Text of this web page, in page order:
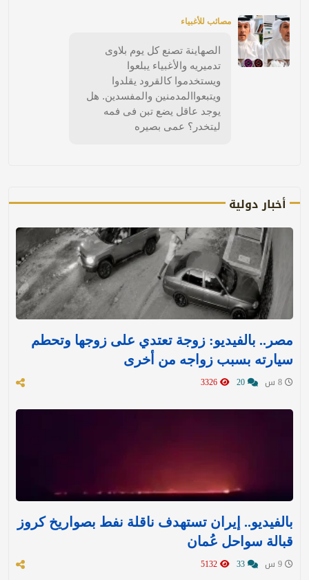
مصائب للأغبياء
الصهاينة تصنع كل يوم بلاوى
تدميريه والأغبياء يبلعوا
ويستخدموا كالقرود يقلدوا
ويتبعواالمدمنين والمفسدين. هل
يوجد عاقل يضع تبن فى فمه
ليتخدر؟ عمى بصيره
أخبار دولية
مصر.. بالفيديو: زوجة تعتدي على زوجها وتحطم
سيارته بسبب زواجه من أخرى
بالفيديو.. إيران تستهدف ناقلة نفط بصواريخ كروز
قبالة سواحل عُمان